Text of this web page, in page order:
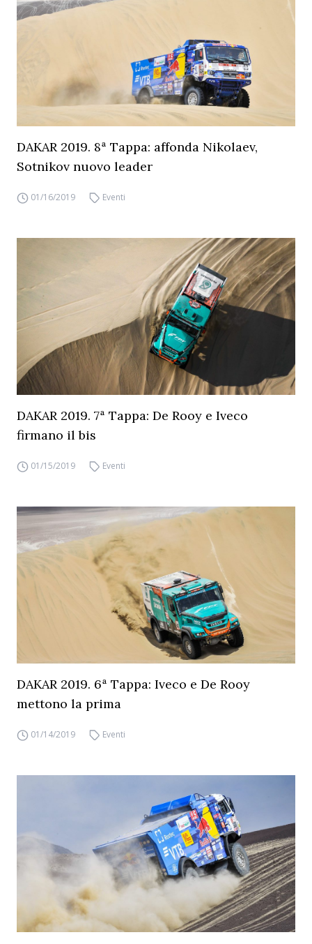
DAKAR 2019. 8ª Tappa: affonda Nikolaev,
Sotnikov nuovo leader
01/16/2019 Eventi
DAKAR 2019. 7ª Tappa: De Rooy e Iveco
firmano il bis
01/15/2019 Eventi
DAKAR 2019. 6ª Tappa: Iveco e De Rooy
mettono la prima
01/14/2019 Eventi